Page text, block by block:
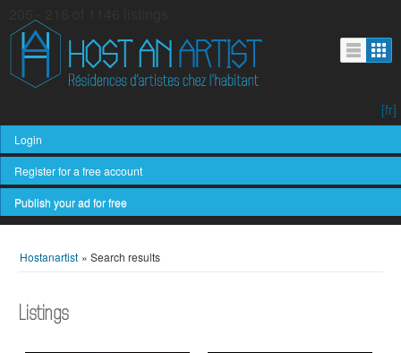
Login
Register for a free account
[fr]
Publish your ad for free
Hostanartist » Search results
Listings